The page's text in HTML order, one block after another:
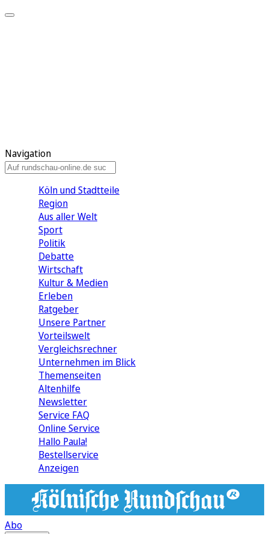
Navigation
Köln und Stadtteile
Region
Aus aller Welt
Sport
Politik
Debatte
Wirtschaft
Kultur & Medien
Erleben
Ratgeber
Unsere Partner
Vorteilswelt
Vergleichsrechner
Unternehmen im Blick
Themenseiten
Altenhilfe
Newsletter
Service FAQ
Online Service
Hallo Paula!
Bestellservice
Anzeigen
Abo